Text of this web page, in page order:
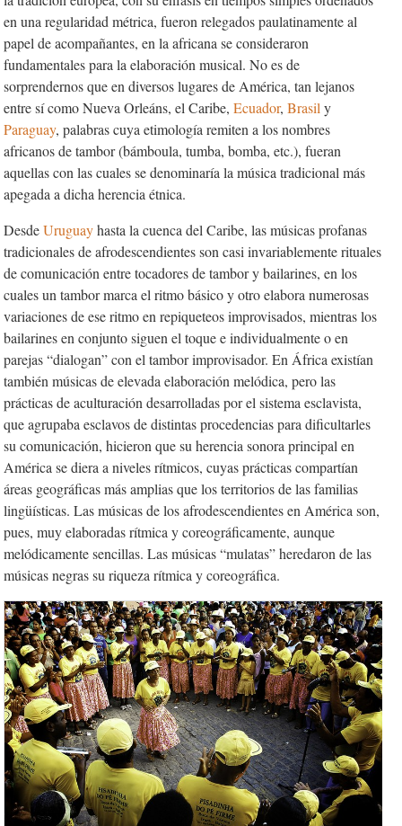
en una regularidad métrica, fueron relegados paulatinamente al
papel de acompañantes, en la africana se consideraron
fundamentales para la elaboración musical. No es de
sorprendernos que en diversos lugares de América, tan lejanos
entre sí como Nueva Orleáns, el Caribe, Ecuador, Brasil y
Paraguay, palabras cuya etimología remiten a los nombres
africanos de tambor (bámboula, tumba, bomba, etc.), fueran
aquellas con las cuales se denominaría la música tradicional más
apegada a dicha herencia étnica.
DesdeUruguayhasta la cuenca del Caribe, las músicas profanas
tradicionales de afrodescendientes son casi invariablemente rituales
de comunicación entre tocadores de tambor y bailarines, en los
cuales un tambor marca el ritmo básico y otro elabora numerosas
variaciones de ese ritmo en repiqueteos improvisados, mientras los
bailarines en conjunto siguen el toque e individualmente o en
parejas “dialogan” con el tambor improvisador. En África existían
también músicas de elevada elaboración melódica, pero las
prácticas de aculturación desarrolladas por el sistema esclavista,
que agrupaba esclavos de distintas procedencias para dificultarles
su comunicación, hicieron que su herencia sonora principal en
América se diera a niveles rítmicos, cuyas prácticas compartían
áreas geográficas más amplias que los territorios de las familias
lingüísticas. Las músicas de los afrodescendientes en América son,
pues, muy elaboradas rítmica y coreográficamente, aunque
melódicamente sencillas. Las músicas “mulatas” heredaron de las
músicas negras su riqueza rítmica y coreográfica.